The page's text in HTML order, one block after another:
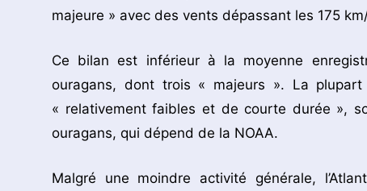
majeure » avec des vents dépassant les 175
Ce bilan est inférieur à la moyenne
ouragans, dont trois « majeurs ». La
« relativement faibles et de courte durée »,
ouragans, qui dépend de la NOAA.
Malgré une moindre activité générale,